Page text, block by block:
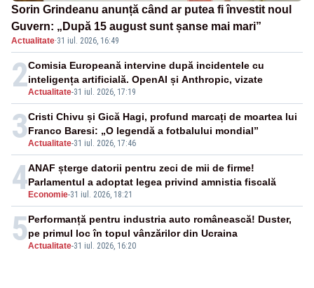
Sorin Grindeanu anunță când ar putea fi învestit noul
Guvern: „După 15 august sunt șanse mai mari”
Actualitate·31 iul. 2026, 16:49
2Actualitate-31 iul. 2026, 17:19
Comisia Europeană intervine după incidentele cu
inteligența artificială. OpenAI și Anthropic, vizate
3Actualitate-31 iul. 2026, 17:46
Cristi Chivu și Gică Hagi, profund marcați de moartea lui
Franco Baresi: „O legendă a fotbalului mondial”
4 Economie-31 iul. 2026, 18:21
ANAF șterge datorii pentru zeci de mii de firme!
Parlamentul a adoptat legea privind amnistia fiscală
5Actualitate-31 iul. 2026, 16:20
Performanță pentru industria auto românească! Duster,
pe primul loc în topul vânzărilor din Ucraina